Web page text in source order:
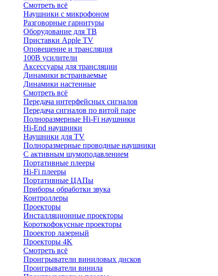
Смотреть всё
Наушники с микрофоном
Разговорные гарнитуры
Оборудование для ТВ
Приставки Apple TV
Оповещение и трансляция
100В усилители
Аксессуары для трансляции
Динамики встраиваемые
Динамики настенные
Смотреть всё
Передача интерфейсных сигналов
Передача сигналов по витой паре
Полноразмерные Hi-Fi наушники
Hi-End наушники
Наушники для TV
Полноразмерные проводные наушники
С активным шумоподавлением
Портативные плееры
Hi-Fi плееры
Портативные ЦАПы
Приборы обработки звука
Контроллеры
Проекторы
Инсталляционные проекторы
Короткофокусные проекторы
Проектор лазерный
Проекторы 4K
Смотреть всё
Проигрыватели виниловых дисков
Проигрыватели винила